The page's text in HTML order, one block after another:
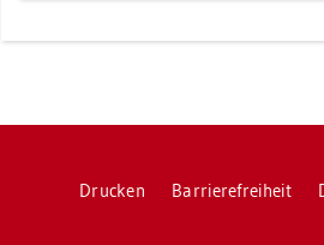
Dru­cken Bar­rie­re­frei­heit